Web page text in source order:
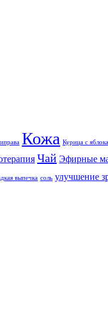
Кожа Курица с
Чай Эфирные
выпечка соль улучшение